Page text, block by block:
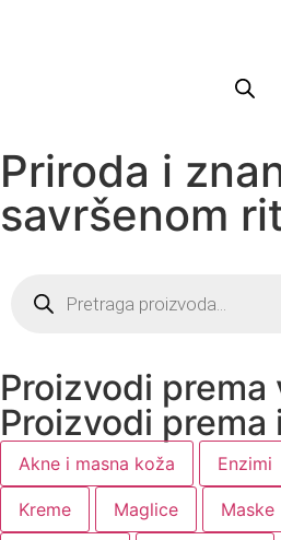
Priroda i
savršenom
Proizvodi prema
Proizvodi prema
Akne i masna koža Enzimi
Kreme Maglice Maske